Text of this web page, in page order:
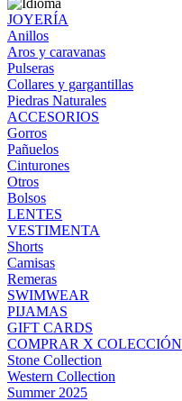
JOYERÍA
Anillos
Aros y caravanas
Pulseras
Collares y gargantillas
Piedras Naturales
ACCESORIOS
Gorros
Pañuelos
Cinturones
Otros
Bolsos
LENTES
VESTIMENTA
Shorts
Camisas
Remeras
SWIMWEAR
PIJAMAS
GIFT CARDS
COMPRAR X COLECCIÓN
Stone Collection
Western Collection
Summer 2025